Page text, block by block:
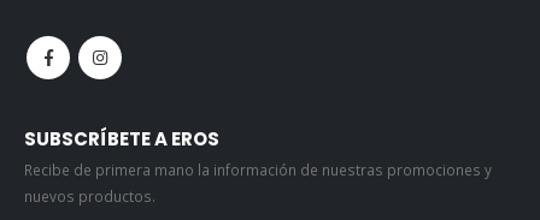
SUBSCRÍBETE A EROS
Recibe de primera mano la información de nuestras promociones y
nuevos productos.